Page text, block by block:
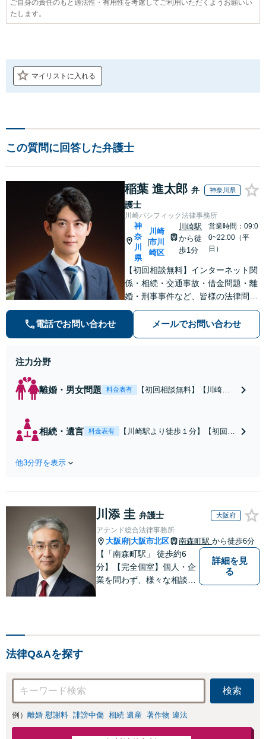
ご自身の責任のもと適法性・有用性を考慮してご利用いただくようお願いい
たします。
マイリストに入れる
この質問に回答した弁護士
稲葉 進太郎 弁
護士
神奈川県
川崎パシフィック法律事務所
神
奈
川
県
|
川崎
市川
崎区
川崎駅
から徒
歩1分
営業時間：09:0
0~22:00（平
日）
【初回相談無料】インターネット関
係・相続・交通事故・借金問題・離
婚・刑事事件など、皆様の法律問題
を解決すべく、親身になって取り組
みます。クチコミ・リピーターの方
も多数。お気軽にお問い合わせ下さ
電話でお問い合わせ メールでお問い合わせ
注力分野
離婚・男女問題 料金表有
【初回相談無料】【川崎駅
割・婚姻費用・養育費・財
相続・遺言 料金表有
【川崎駅より徒歩１分】【初回相
スを目指しております。
他3分野を表示
川添 圭 弁護士 大阪府
アテンド総合法律事務所
大阪府 大阪市北区 南森町駅 から徒歩6分
【「南森町駅」 徒歩約6
分】【完全個室】個人・企
業を問わず、様々な相談を
詳細を見
る
法律Q&Aを探す
検索
例） 離婚 慰謝料 誹謗中傷 相続 遺産 著作物 違法